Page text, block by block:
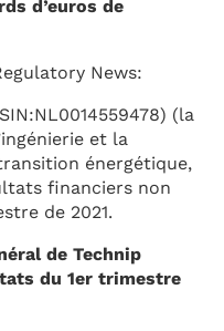
d’euros de
News:
(la
et la
énergétique,
financiers non
de 2021.
de Technip
du 1er trimestre